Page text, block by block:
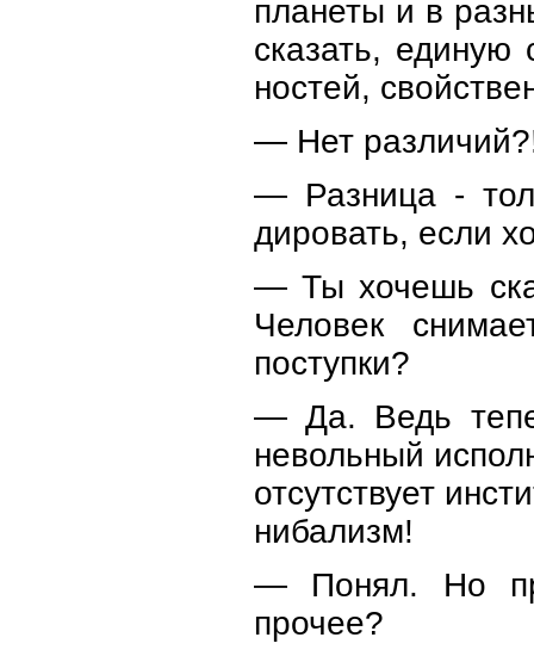
планеты и в
сказать,
ностей,
— Нет
— Разница -
дировать, если
— Ты хочешь
Человек
поступки?
— Да. Ведь
невольный
отсутствует
нибализм!
— Понял. Но
прочее?